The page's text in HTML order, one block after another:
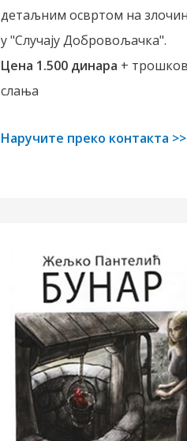
детаљним освртом на
у "Случају Добровољачка".
Цена 1.500 динара +
слања
Наручите преко контакта